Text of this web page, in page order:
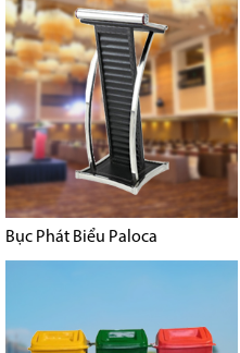
Bục Phát Biểu Paloca